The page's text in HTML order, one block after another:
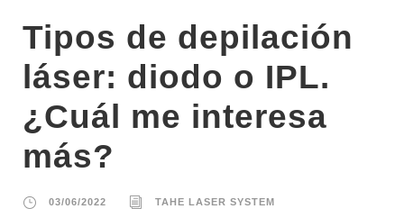
Tipos de depilación
láser: diodo o IPL.
¿Cuál me interesa
más?
03/06/2022 TAHE LASER SYSTEM